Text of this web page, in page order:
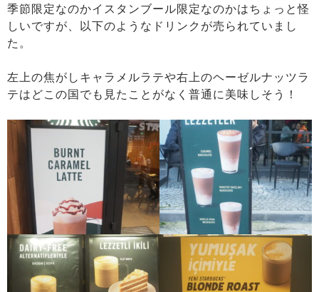
季節限定なのかイスタンブール限定なのかはちょっと怪
しいですが、以下のようなドリンクが売られていまし
た。
左上の焦がしキャラメルラテや右上のヘーゼルナッツラ
テはどこの国でも見たことがなく普通に美味しそう！